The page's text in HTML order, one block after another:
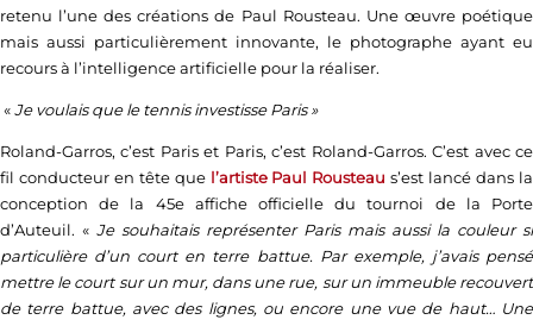
retenu l’une des créations de Paul Rousteau. Une œuvre poétique
mais aussi particulièrement innovante, le photographe ayant eu
recours à l’intelligence artificielle pour la réaliser.
«Je voulais que le tennis investisse Paris »
Roland-Garros, c’est Paris et Paris, c’est Roland-Garros. C’est avec ce
fil conducteur en tête que l’artiste Paul Rousteau s’est lancé dans la
conception de la 45e affiche officielle du tournoi de la Porte
d’Auteuil. « Je souhaitais représenter Paris mais aussi la couleur si
particulière d’un court en terre battue. Par exemple, j’avais pensé
mettre le court sur un mur, dans une rue, sur un immeuble recouvert
de terre battue, avec des lignes, ou encore une vue de haut… Une